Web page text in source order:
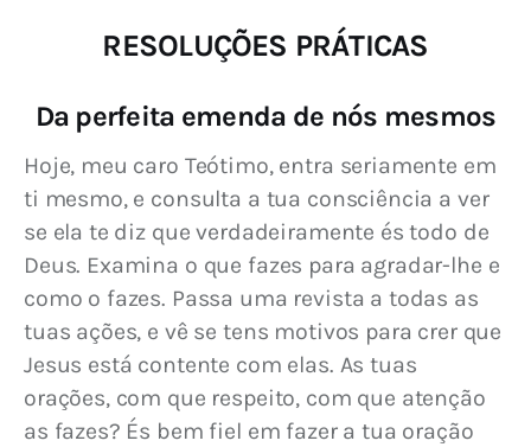
RESOLUÇÕES PRÁTICAS
Da perfeita emenda de nós mesmos
Hoje, meu caro Teótimo, entra seriamente em
ti mesmo, e consulta a tua consciência a ver
se ela te diz que verdadeiramente és todo de
Deus. Examina o que fazes para agradar-lhe e
como o fazes. Passa uma revista a todas as
tuas ações, e vê se tens motivos para crer que
Jesus está contente com elas. As tuas
orações, com que respeito, com que atenção
as fazes? És bem fiel em fazer a tua oração